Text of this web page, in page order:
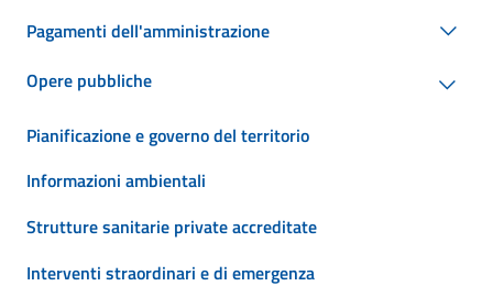
Pagamenti dell'amministrazione
Opere pubbliche
Pianificazione e governo del territorio
Informazioni ambientali
Strutture sanitarie private accreditate
Interventi straordinari e di emergenza